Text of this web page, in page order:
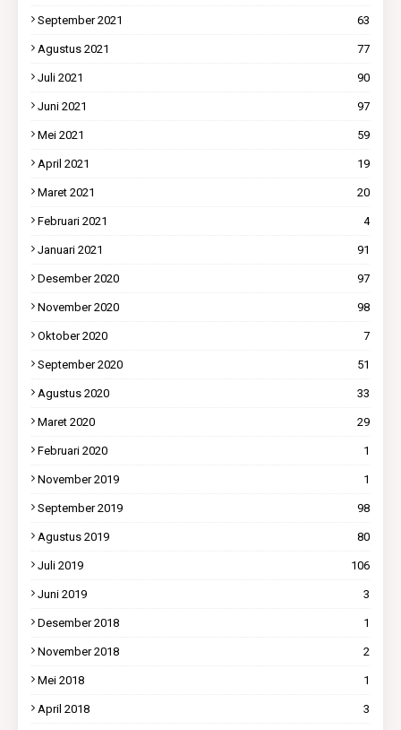
September 2021 63
Agustus 2021 77
Juli 2021 90
Juni 2021 97
Mei 2021 59
April 2021 19
Maret 2021 20
Februari 2021 4
Januari 2021 91
Desember 2020 97
November 2020 98
Oktober 2020 7
September 2020 51
Agustus 2020 33
Maret 2020 29
Februari 2020 1
November 2019 1
September 2019 98
Agustus 2019 80
Juli 2019 106
Juni 2019 3
Desember 2018 1
November 2018 2
Mei 2018 1
April 2018 3